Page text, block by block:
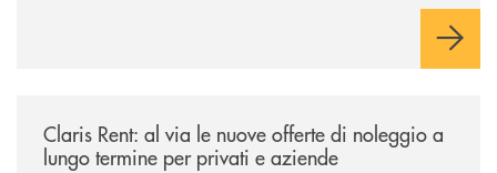
Claris Rent: al via le nuove offerte di noleggio a
lungo termine per privati e aziende